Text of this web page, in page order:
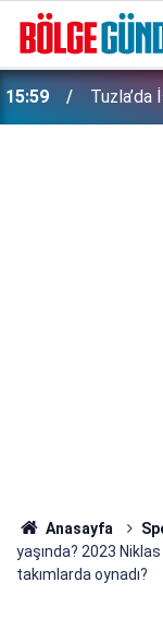
15:59
Anasayfa
yaşında? 2023
takımlarda oynadı?